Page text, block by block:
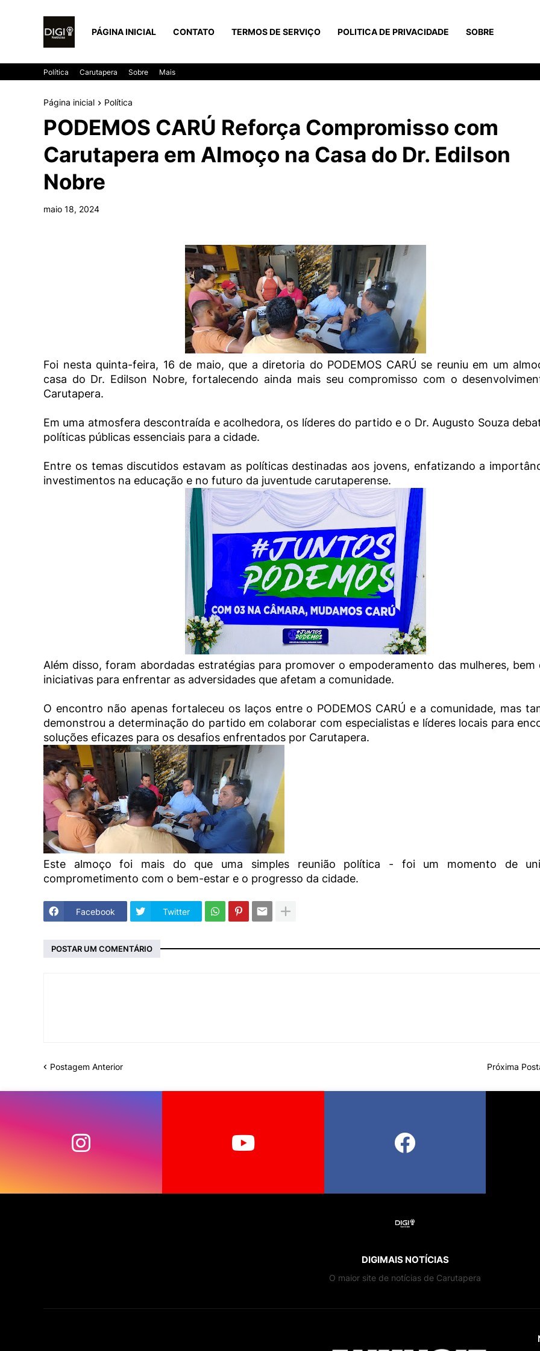
PÁGINA INICIAL CONTATO TERMOS DE SERVIÇO POLITICA DE PRIVACIDADE SOBRE
Política Carutapera Sobre Mais
Página inicial Política
PODEMOS CARÚ Reforça Compromisso com
Carutapera em Almoço na Casa do Dr. Edilson
Nobre
maio 18, 2024
Foi nesta quinta-feira, 16 de maio, que a diretoria do PODEMOS CARÚ se reuniu em um
casa do Dr. Edilson Nobre, fortalecendo ainda mais seu compromisso com o
Carutapera.
Em uma atmosfera descontraída e acolhedora, os líderes do partido e o Dr. Augusto Souza
políticas públicas essenciais para a cidade.
Entre os temas discutidos estavam as políticas destinadas aos jovens, enfatizando a
investimentos na educação e no futuro da juventude carutaperense.
Além disso, foram abordadas estratégias para promover o empoderamento das mulheres, bem
iniciativas para enfrentar as adversidades que afetam a comunidade.
O encontro não apenas fortaleceu os laços entre o PODEMOS CARÚ e a comunidade, mas
demonstrou a determinação do partido em colaborar com especialistas e líderes locais para
soluções eficazes para os desafios enfrentados por Carutapera.
Este almoço foi mais do que uma simples reunião política - foi um momento de
comprometimento com o bem-estar e o progresso da cidade.
Facebook Twitter
POSTAR UM COMENTÁRIO
Postagem Anterior Próxima
DIGIMAIS NOTÍCIAS
O maior site de notícias de Carutapera